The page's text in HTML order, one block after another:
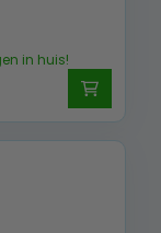
in huis!